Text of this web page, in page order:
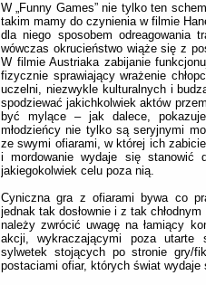
W „Funny Games” nie tylko ten
takim mamy do czynienia w filmie
dla niego sposobem odreagowania
wówczas okrucieństwo wiąże się z
W filmie Austriaka zabijanie
fizycznie sprawiający wrażenie
uczelni, niezwykle kulturalnych i
spodziewać jakichkolwiek aktów
być mylące – jak dalece,
młodzieńcy nie tylko są seryjnymi
ze swymi ofiarami, w której ich
i mordowanie wydaje się
jakiegokolwiek celu poza nią.
Cyniczna gra z ofiarami bywa co
jednak tak dosłownie i z tak
należy zwrócić uwagę na łamiący
akcji, wykraczającymi poza utarte
sylwetek stojących po stronie gry/
postaciami ofiar, których świat wydaje